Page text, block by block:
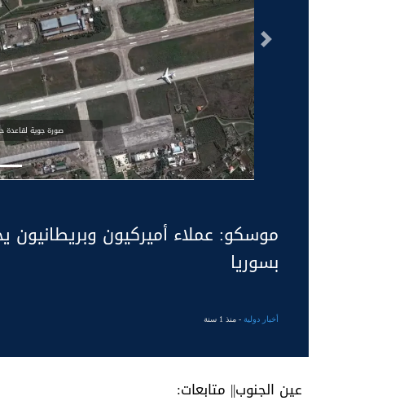
صورة جوية لقاعدة
السابق
موسكو: عملاء أميركيون وبريطانيون
بسوريا
أخبار دولية- منذ 1 سنة
عين الجنوب|| متابعات: